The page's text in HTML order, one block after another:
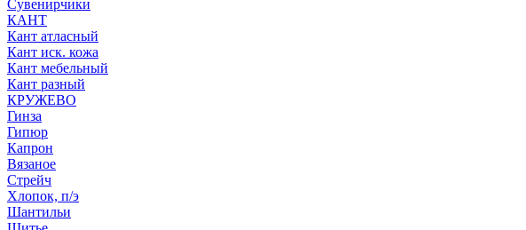
Сувенирчики
КАНТ
Кант атласный
Кант иск. кожа
Кант мебельный
Кант разный
КРУЖЕВО
Гинза
Гипюр
Капрон
Вязаное
Стрейч
Хлопок, п/э
Шантильи